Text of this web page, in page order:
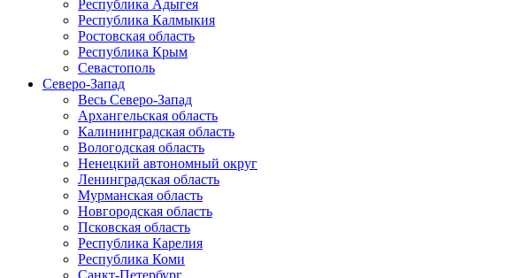
Республика Адыгея
Республика Калмыкия
Ростовская область
Республика Крым
Севастополь
Северо-Запад
Весь Северо-Запад
Архангельская область
Калининградская область
Вологодская область
Ненецкий автономный округ
Ленинградская область
Мурманская область
Новгородская область
Псковская область
Республика Карелия
Республика Коми
Санкт-Петербург